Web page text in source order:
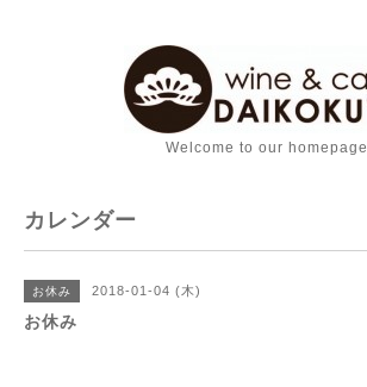
Welcome to our homepage
カレンダー
お休み 2018-01-04 (木)
お休み